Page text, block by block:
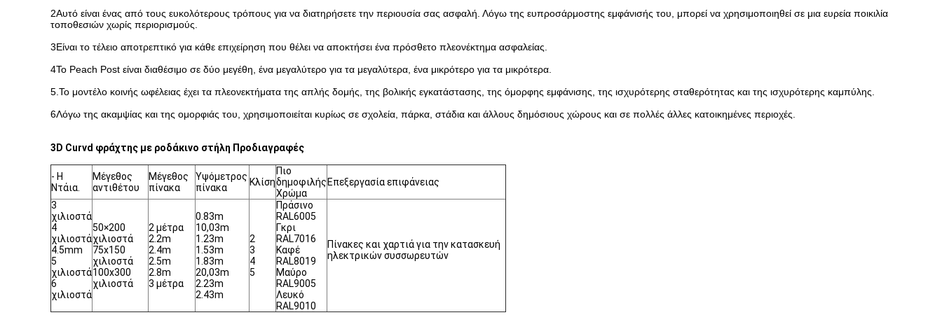
2Αυτό είναι ένας από τους ευκολότερους τρόπους για να διατηρήσετε την περιουσία σας ασφαλή. Λόγω της ευπροσάρμοστης εμφάνισής του, μπορεί να χρησιμοποιηθεί σε μια ευρεία ποικιλία
τοποθεσιών χωρίς περιορισμούς.
3Είναι το τέλειο αποτρεπτικό για κάθε επιχείρηση που θέλει να αποκτήσει ένα πρόσθετο πλεονέκτημα ασφαλείας.
4Το Peach Post είναι διαθέσιμο σε δύο μεγέθη, ένα μεγαλύτερο για τα μεγαλύτερα, ένα μικρότερο για τα μικρότερα.
5. Το μοντέλο κοινής ωφέλειας έχει τα πλεονεκτήματα της απλής δομής, της βολικής εγκατάστασης, της όμορφης εμφάνισης, της ισχυρότερης σταθερότητας και της ισχυρότερης καμπύλης.
6Λόγω της ακαμψίας και της ομορφιάς του, χρησιμοποιείται κυρίως σε σχολεία, πάρκα, στάδια και άλλους δημόσιους χώρους και σε πολλές άλλες κατοικημένες περιοχές.
3D Curvd φράχτης με ροδάκινο στήλη Προδιαγραφές
- Η
Ντάια.
Μέγεθος
αντιθέτου
Μέγεθος
πίνακα
Υψόμετρος
πίνακα
Κλίση
Πιο
δημοφιλής
Χρώμα
Επεξεργασία επιφάνειας
3
χιλιοστά
4
χιλιοστά
4.5mm
5
χιλιοστά
6
χιλιοστά
50×200
χιλιοστά
75x150
χιλιοστά
100x300
χιλιοστά
2 μέτρα
2.2m
2.4m
2.5m
2.8m
3 μέτρα
0.83m
10,03m
1.23m
1.53m
1.83m
20,03m
2.23m
2.43m
2
3
4
5
Πράσινο
RAL6005
Γκρι
RAL7016
Καφέ
RAL8019
Μαύρο
RAL9005
Λευκό
RAL9010
Πίνακες και χαρτιά για την κατασκευή
ηλεκτρικών συσσωρευτών